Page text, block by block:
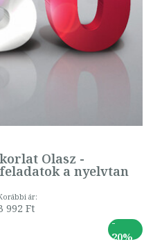
Olasz -
a nyelvtan
ár:
992 Ft
-
20%